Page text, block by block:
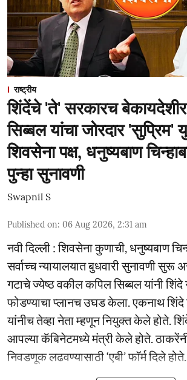
राष्ट्रीय
शिंदेंचे 'ते' सरकारच
सिब्बल यांचा जोरदार 'सुप्रिम'
शिवसेना पक्ष, धनुष्यबाण
पुन्हा सुनावणी
Swapnil S
Published on: 06 Aug 2026, 2:31 am
नवी दिल्ली : शिवसेना कुणाची, धनुष्यबाण
सर्वाच्च न्यायालयात बुधवारी सुनावणी सुरू
गटाचे ज्येष्ठ वकील कपिल सिब्बल यांनी शिंदे
फोडण्याचा प्लानच उघड केला. एकनाथ शिंदे
यांनीच तेव्हा नेता म्हणून नियुक्त केले होते.
आपल्या कॅबिनेटमध्ये मंत्री केले होते.
निवडणूक लढवण्यासाठी ‘एबी’ फॉर्म दिले होते.